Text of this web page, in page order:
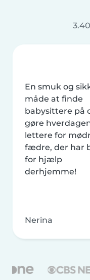
En smuk og
måde at finde
babysittere på
gøre
lettere for
fædre, der har
for hjælp
derhjemme!
Nerina